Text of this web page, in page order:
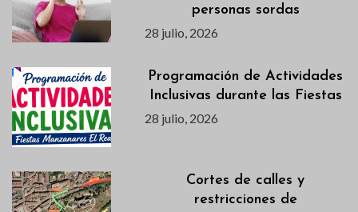
personas sordas
28 julio, 2026
Programación de Actividades
Inclusivas durante las Fiestas
28 julio, 2026
Cortes de calles y
restricciones de